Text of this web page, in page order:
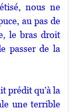
nous ne
au pas de
le bras droit
passer de la
prédit qu’à la
une terrible